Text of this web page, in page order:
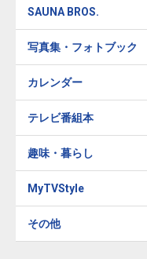
SAUNA BROS.
写真集・フォトブック
カレンダー
テレビ番組本
趣味・暮らし
MyTVStyle
その他